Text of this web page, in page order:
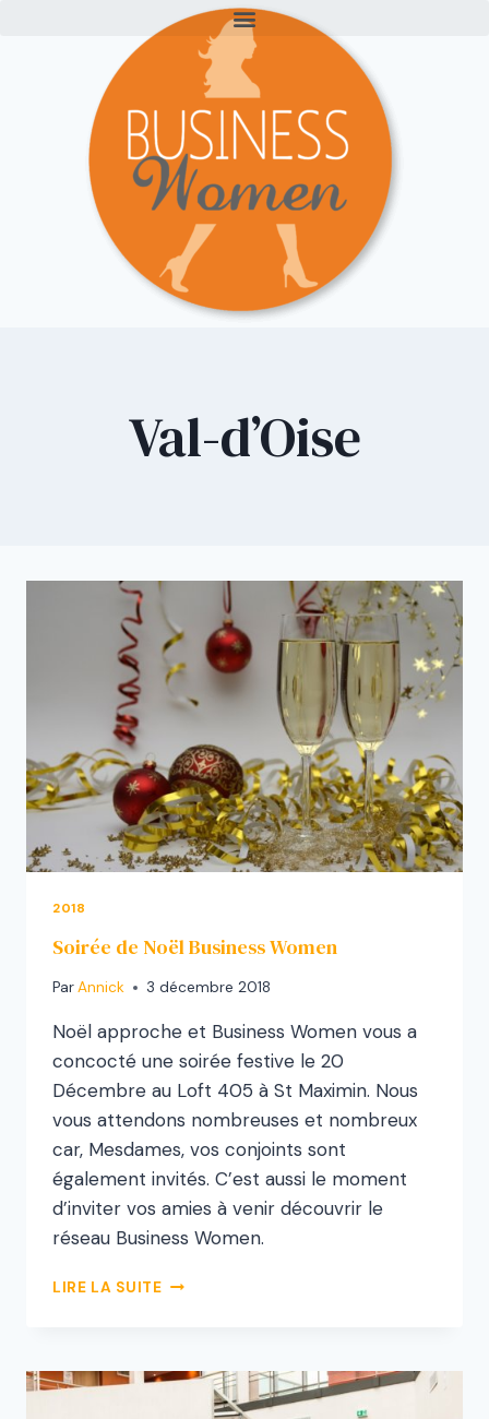
Val-d’Oise
2018
Soirée de Noël Business Women
ParAnnick 3 décembre 2018
Noël approche et Business Women vous a
concocté une soirée festive le 20
Décembre au Loft 405 à St Maximin. Nous
vous attendons nombreuses et nombreux
car, Mesdames, vos conjoints sont
également invités. C’est aussi le moment
d’inviter vos amies à venir découvrir le
réseau Business Women.
LIRE LA SUITE